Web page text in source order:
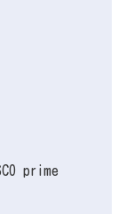
prime